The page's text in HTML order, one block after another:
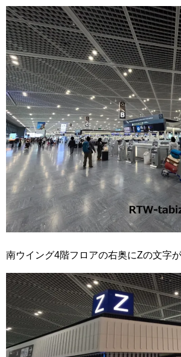
南ウイング4階フロアの右奥にZの文字